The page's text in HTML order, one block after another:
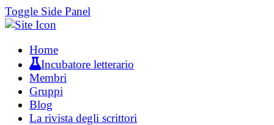
Toggle Side Panel
Home
Incubatore letterario
Membri
Gruppi
Blog
La rivista degli scrittori